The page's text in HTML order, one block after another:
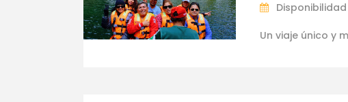
Un viaje único y